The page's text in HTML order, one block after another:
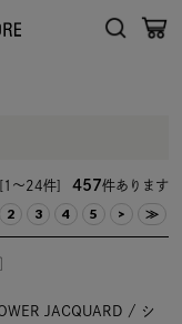
[1～24件] 457件あります
2 3 4 5 > ≫
JACQUARD / シ